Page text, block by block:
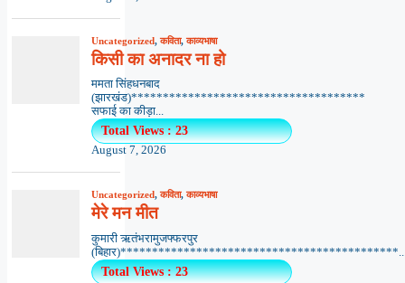
Uncategorized,कविता,काव्यभाषा
किसी का अनादर ना हो
ममता सिंहधनबाद
(झारखंड)*************************************
सफाई का कीड़ा...
Total Views : 23
August 7, 2026
Uncategorized,कविता,काव्यभाषा
मेरे मन मीत
कुमारी ऋतंभरामुजफ्फरपुर
Total Views : 23